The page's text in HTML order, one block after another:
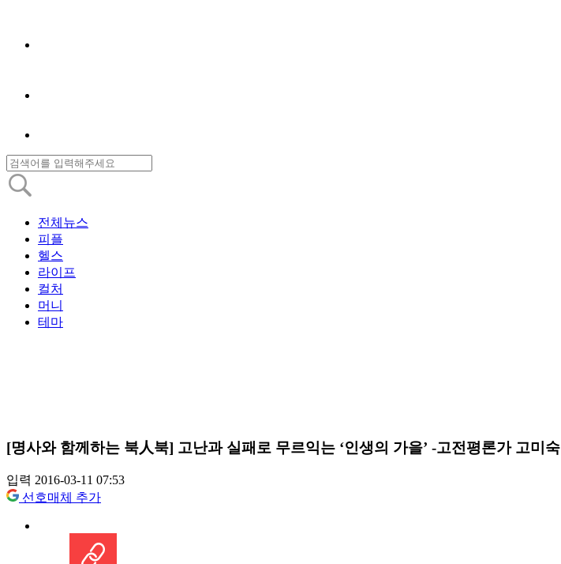
전체뉴스
피플
헬스
라이프
컬처
머니
테마
[명사와 함께하는 북人북] 고난과 실패로 무르익는 ‘인생의 가을’ -고전평론가 고미숙
입력 2016-03-11 07:53
선호매체 추가